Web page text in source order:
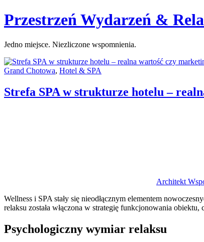
Skip
to
Przestrzeń Wydarzeń &
Jedno miejsce. Niezliczone wspomnienia.
Categories:
Grand Chotowa, Hotel & SPA
Strefa SPA w strukturze hotelu –
Architekt
Wellness i SPA stały się nieodłącznym elementem
relaksu została włączona w strategię funkcjonowania
Psychologiczny wymiar relaksu